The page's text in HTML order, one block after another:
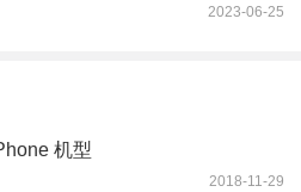
2023-06-25
机型
2018-11-29